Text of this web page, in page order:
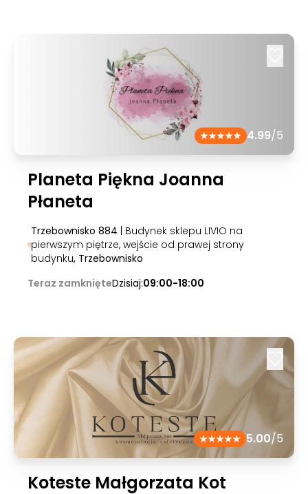
4.99/5
Planeta Piękna Joanna
Płaneta
Trzebownisko 884 | Budynek sklepu LIVIO na
pierwszym piętrze, wejście od prawej strony
budynku, Trzebownisko
Teraz zamknięteDzisiaj:09:00-18:00
5.00/5
Koteste Małgorzata Kot